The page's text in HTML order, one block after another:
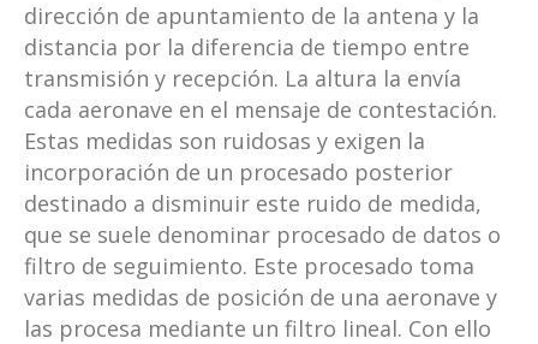
dirección de apuntamiento de la antena y la
distancia por la diferencia de tiempo entre
transmisión y recepción. La altura la envía
cada aeronave en el mensaje de contestación.
Estas medidas son ruidosas y exigen la
incorporación de un procesado posterior
destinado a disminuir este ruido de medida,
que se suele denominar procesado de datos o
filtro de seguimiento. Este procesado toma
varias medidas de posición de una aeronave y
las procesa mediante un filtro lineal. Con ello